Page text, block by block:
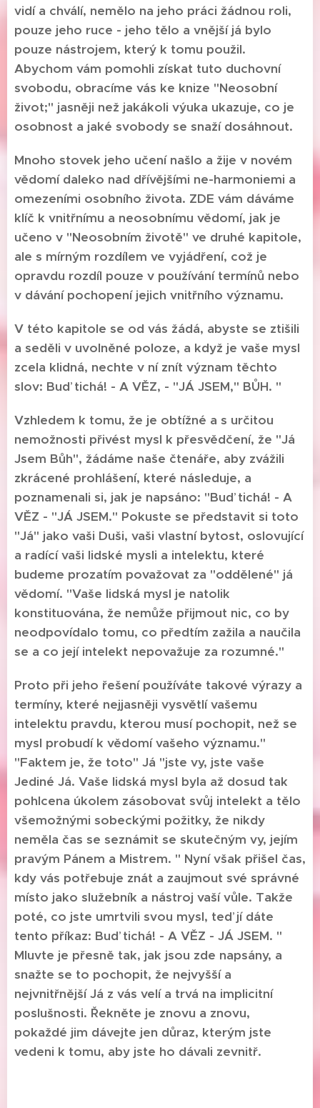
vidí a chválí, nemělo na jeho práci žádnou roli,
pouze jeho ruce - jeho tělo a vnější já bylo
pouze nástrojem, který k tomu použil.
Abychom vám pomohli získat tuto duchovní
svobodu, obracíme vás ke knize "Neosobní
život;" jasněji než jakákoli výuka ukazuje, co je
osobnost a jaké svobody se snaží dosáhnout.
Mnoho stovek jeho učení našlo a žije v novém
vědomí daleko nad dřívějšími ne-harmoniemi a
omezeními osobního života. ZDE vám dáváme
klíč k vnitřnímu a neosobnímu vědomí, jak je
učeno v "Neosobním životě" ve druhé kapitole,
ale s mírným rozdílem ve vyjádření, což je
opravdu rozdíl pouze v používání termínů nebo
v dávání pochopení jejich vnitřního významu.
V této kapitole se od vás žádá, abyste se ztišili
a seděli v uvolněné poloze, a když je vaše mysl
zcela klidná, nechte v ní znít význam těchto
slov: Buď tichá! - A VĚZ, - "JÁ JSEM," BŮH. "
Vzhledem k tomu, že je obtížné a s určitou
nemožnosti přivést mysl k přesvědčení, že "Já
Jsem Bůh", žádáme naše čtenáře, aby zvážili
zkrácené prohlášení, které následuje, a
poznamenali si, jak je napsáno: "Buď tichá! - A
VĚZ - "JÁ JSEM." Pokuste se představit si toto
"Já" jako vaši Duši, vaši vlastní bytost, oslovující
a radící vaši lidské mysli a intelektu, které
budeme prozatím považovat za "oddělené" já
vědomí. "Vaše lidská mysl je natolik
konstituována, že nemůže přijmout nic, co by
neodpovídalo tomu, co předtím zažila a naučila
se a co její intelekt nepovažuje za rozumné."
Proto při jeho řešení používáte takové výrazy a
termíny, které nejjasněji vysvětlí vašemu
intelektu pravdu, kterou musí pochopit, než se
mysl probudí k vědomí vašeho významu."
"Faktem je, že toto" Já "jste vy, jste vaše
Jediné Já. Vaše lidská mysl byla až dosud tak
pohlcena úkolem zásobovat svůj intelekt a tělo
všemožnými sobeckými požitky, že nikdy
neměla čas se seznámit se skutečným vy, jejím
pravým Pánem a Mistrem. " Nyní však přišel čas,
kdy vás potřebuje znát a zaujmout své správné
místo jako služebník a nástroj vaší vůle. Takže
poté, co jste umrtvili svou mysl, teď jí dáte
tento příkaz: Buď tichá! - A VĚZ - JÁ JSEM. "
Mluvte je přesně tak, jak jsou zde napsány, a
snažte se to pochopit, že nejvyšší a
nejvnitřnější Já z vás velí a trvá na implicitní
poslušnosti. Řekněte je znovu a znovu,
pokaždé jim dávejte jen důraz, kterým jste
vedeni k tomu, aby jste ho dávali zevnitř.